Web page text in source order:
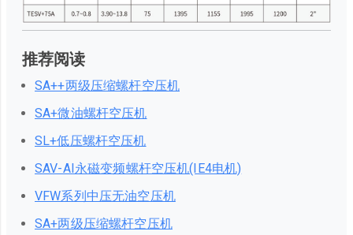
推荐阅读
SA++两级压缩螺杆空压机
SA+微油螺杆空压机
SL+低压螺杆空压机
SAV-AI永磁变频螺杆空压机(IE4电机)
VFW系列中压无油空压机
SA+两级压缩螺杆空压机